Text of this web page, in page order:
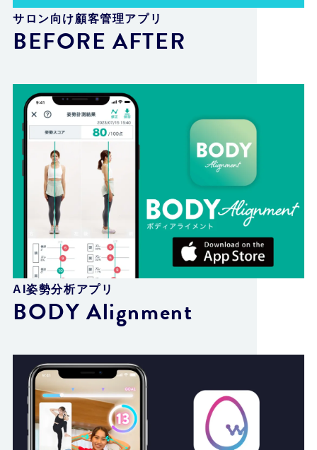
サロン向け顧客管理アプリ
BEFORE AFTER
AI姿勢分析アプリ
BODY Alignment